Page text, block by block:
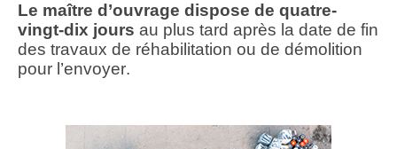
Le maître d’ouvrage dispose de quatre-
vingt-dix jours au plus tard après la date de fin
des travaux de réhabilitation ou de démolition
pour l’envoyer.